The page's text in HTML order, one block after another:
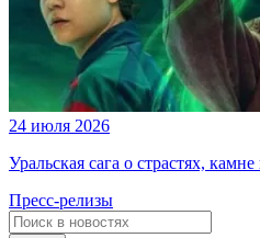
24 июля 2026
Уральская сага о страстях,
Пресс-релизы